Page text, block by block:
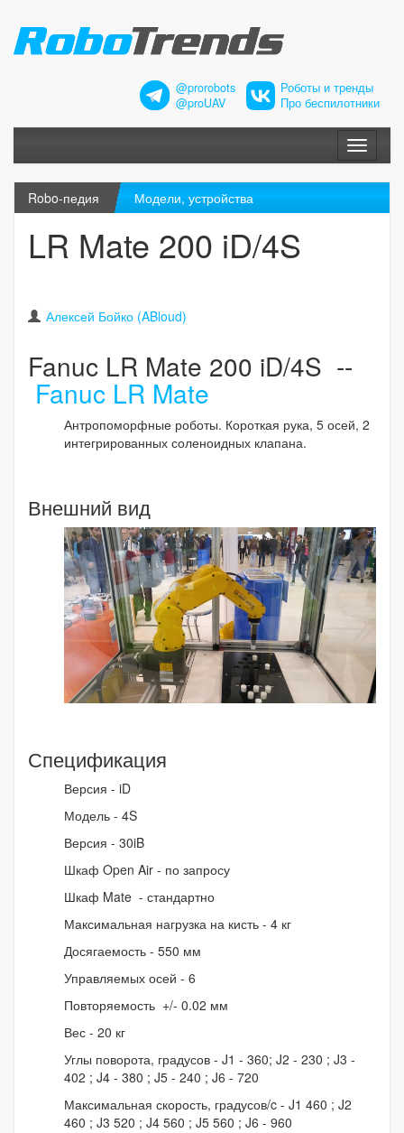
@prorobots
@proUAV
Роботы и тренды
Про беспилотники
Меню
Robo-педия Модели, устройства
LR Mate 200 iD/4S
Алексей Бойко (ABloud)
Fanuc LR Mate 200 iD/4S --
Fanuc LR Mate
Антропоморфные роботы. Короткая рука, 5 осей, 2
интегрированных соленоидных клапана.
Внешний вид
Спецификация
Версия - iD
Модель - 4S
Версия - 30iB
Шкаф Open Air - по запросу
Шкаф Mate - стандартно
Максимальная нагрузка на кисть - 4 кг
Досягаемость - 550 мм
Управляемых осей - 6
Повторяемость +/- 0.02 мм
Вес - 20 кг
Углы поворота, градусов - J1 - 360; J2 - 230 ; J3 -
402 ; J4 - 380 ; J5 - 240 ; J6 - 720
Максимальная скорость, градусов/c - J1 460 ; J2
460 ; J3 520 ; J4 560 ; J5 560 ; J6 - 960